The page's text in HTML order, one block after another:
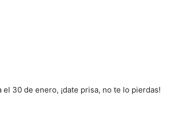
30 de enero, ¡date prisa, no te lo pierdas!